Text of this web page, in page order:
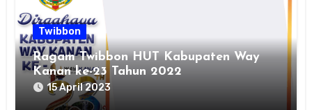
Twibbon
Ragam Twibbon HUT Kabupaten Way
Kanan ke-23 Tahun 2022
15 April 2023